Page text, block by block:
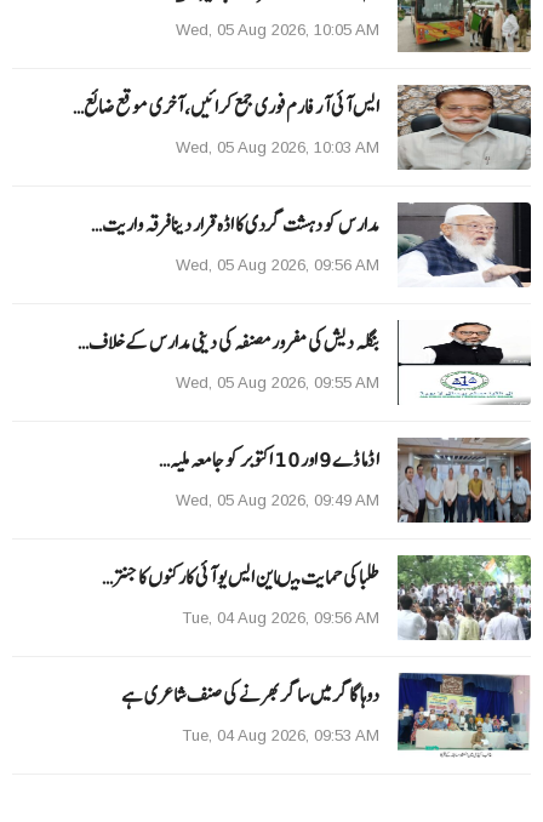
Wed, 05 Aug 2026, 10:05 AM
ایس آئی آر فارم فوری جمع کرائیں، آخری موقع ضائع…
Wed, 05 Aug 2026, 10:03 AM
مدارس کو دہشت گردی کا اڈہ قرار دینا فرقہ واریت…
Wed, 05 Aug 2026, 09:56 AM
بنگلہ دیش کی مفرور مصنفہ کی دینی مدارس کے خلاف…
Wed, 05 Aug 2026, 09:55 AM
ا ڈما ڈے 9 اور 10 اکتوبر کو جامعہ ملیہ…
Wed, 05 Aug 2026, 09:49 AM
طلبا کی حمایت میںاین ایس یو آئی کارکنوں کا جنتر…
Tue, 04 Aug 2026, 09:56 AM
دوہا گاگر میں ساگر بھرنے کی صنف شاعری ہے
Tue, 04 Aug 2026, 09:53 AM